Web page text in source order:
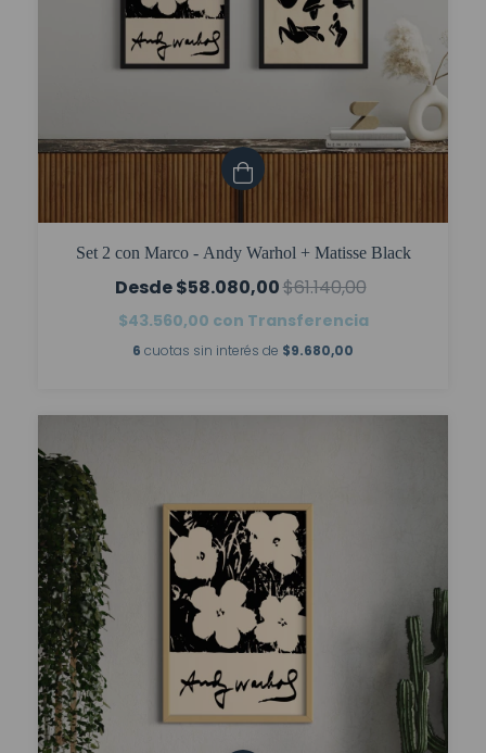
Set 2 con Marco - Andy Warhol + Matisse Black
$58.080,00$61.140,00
$43.560,00 con Transferencia
6 cuotas sin interés de $9.680,00